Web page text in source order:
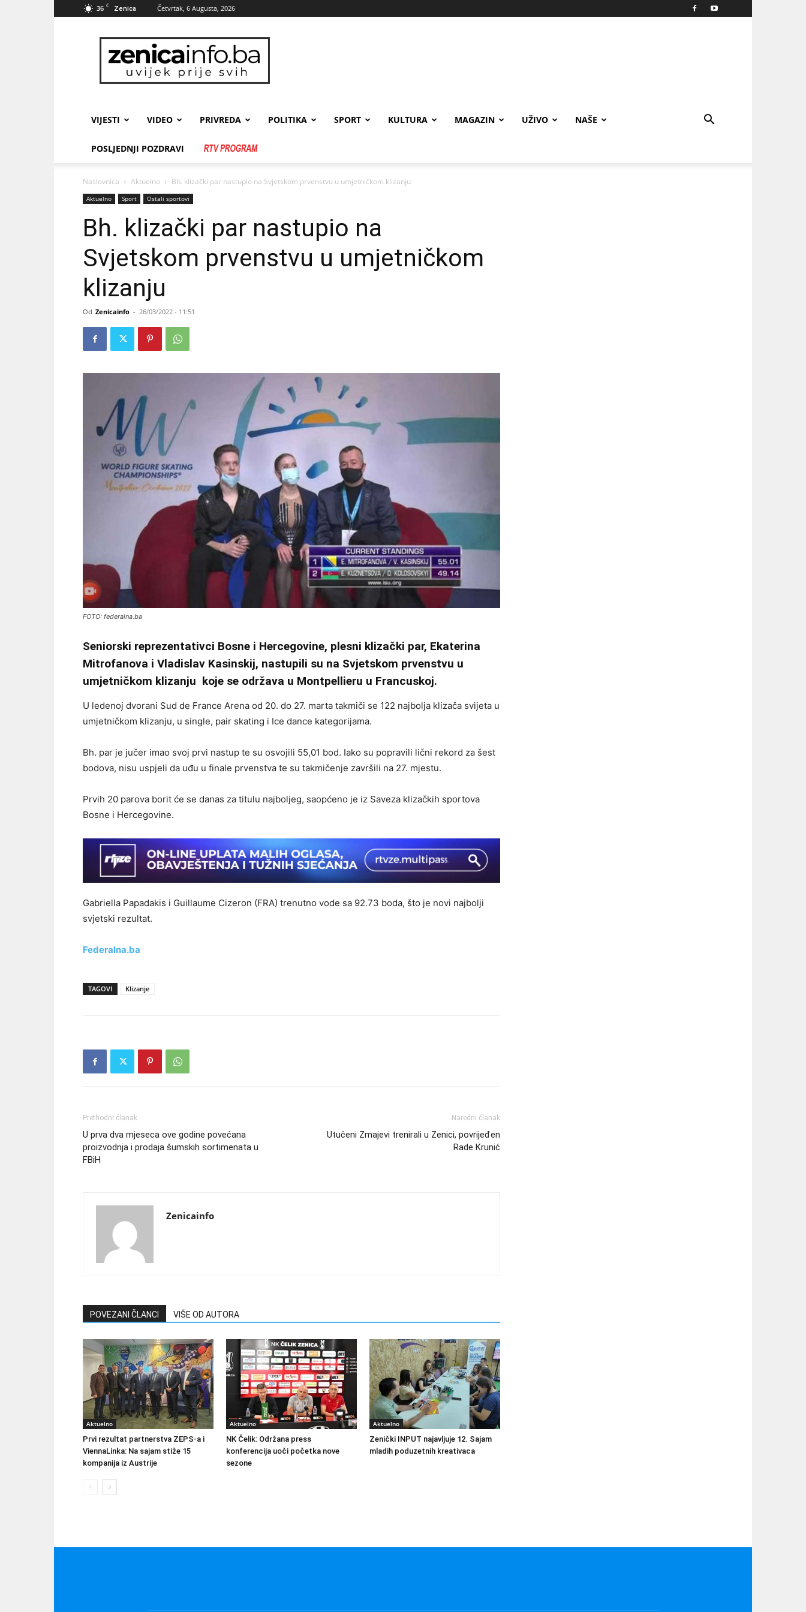
36 C Zenica Četvrtak, 6 Augusta, 2026
zenicainfo.ba
VIJESTI VIDEO PRIVREDA POLITIKA SPORT KULTURA MAGAZIN UŽIVO NAŠE
POSLJEDNJI POZDRAVI
Naslovnica Aktuelno Bh. klizački par nastupio na Svjetskom prvenstvu u umjetničkom klizanju
Aktuelno Sport Ostali sportovi
Bh. klizački par nastupio na
Svjetskom prvenstvu u umjetničkom
klizanju
Od Zenicainfo - 26/03/2022 - 11:51
FOTO: federalna.ba
Seniorski reprezentativci Bosne i Hercegovine, plesni klizački par, Ekaterina
Mitrofanova i Vladislav Kasinskij, nastupili su na Svjetskom prvenstvu u
umjetničkom klizanju koje se održava u Montpellieru u Francuskoj.
U ledenoj dvorani Sud de France Arena od 20. do 27. marta takmiči se 122 najbolja klizača svijeta u
umjetničkom klizanju, u single, pair skating i Ice dance kategorijama.
Bh. par je jučer imao svoj prvi nastup te su osvojili 55,01 bod. Iako su popravili lični rekord za šest
bodova, nisu uspjeli da uđu u finale prvenstva te su takmičenje završili na 27. mjestu.
Prvih 20 parova borit će se danas za titulu najboljeg, saopćeno je iz Saveza klizačkih sportova
Bosne i Hercegovine.
Gabriella Papadakis i Guillaume Cizeron (FRA) trenutno vode sa 92.73 boda, što je novi najbolji
svjetski rezultat.
Federalna.ba
TAGOVI Klizanje
Prethodni članak
U prva dva mjeseca ove godine povećana
proizvodnja i prodaja šumskih sortimenata u
FBiH
Naredni članak
Utučeni Zmajevi trenirali u Zenici, povrijeđen
Rade Krunić
Zenicainfo
POVEZANI ČLANCI VIŠE OD AUTORA
Aktuelno
Prvi rezultat partnerstva ZEPS-a i
ViennaLinka: Na sajam stiže 15
kompanija iz Austrije
Aktuelno
NK Čelik: Održana press
konferencija uoči početka nove
sezone
Aktuelno
Zenički INPUT najavljuje 12. Sajam
mladih poduzetnih kreativaca